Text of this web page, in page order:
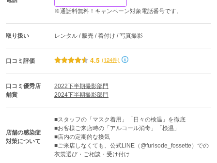
※通話料無料！キャンペーン対象電話番号です。
取り扱い レンタル / 販売 / 着付け / 写真撮影
口コミ評価 4.5 (124件)
口コミ優秀店
舗賞
2022下半期撮影部門
2024下半期撮影部門
店舗の感染症
対策について
■スタッフの「マスク着用」「日々の検温」を徹底
■お客様ご来店時の「アルコール消毒」「検温」
■店内の定期的な換気
■ご来店しなくても、公式LINE（@furisode_fossette）での
衣裳選び・ご相談・受け付け